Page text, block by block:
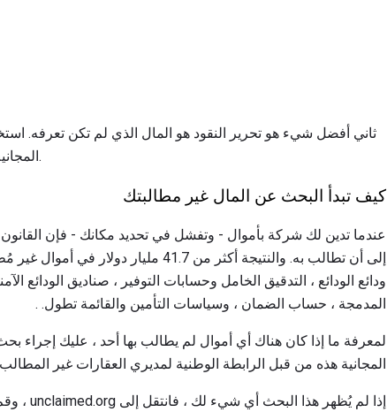
المجانية لتعقب أي أموال أو ملكية لم يطالب بها أحد غير مستحق عليك.
كيف تبدأ البحث عن المال غير مطالبتك
عندما تدين لك شركة بأموال - وتفشل في تحديد مكانك - فإن القانون
إلى أن تطالب به. والنتيجة أكثر من
ودائع الودائع ، التدقيق الخامل وحسابات التوفير ، صناديق الودائع
المدمجة ، حساب الضمان ، وسياسات التأمين والقائمة تطول. .
المجانية هذه من قبل الرابطة الوطنية لمديري العقارات غير
إذا لم يُظهر هذا البحث أي شيء لك ، فانتقل إلى unclaimed.org ، وقم بإجراء بحث تحت كل حالة عشت فيها.